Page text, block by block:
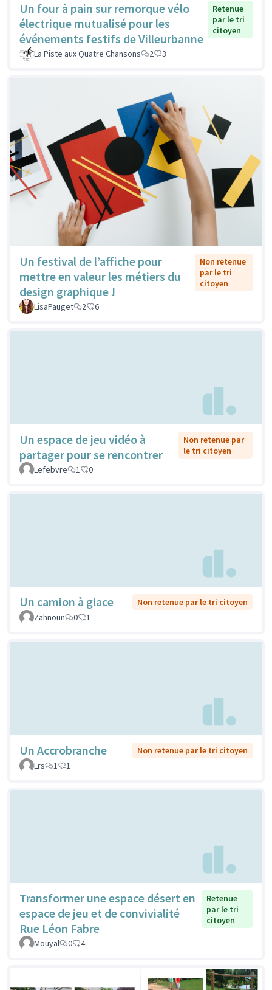
Un four à pain sur remorque vélo
électrique mutualisé pour les
événements festifs de Villeurbanne
Retenue
par le tri
citoyen
La Piste aux Quatre Chansons 2 3
Un festival de l’affiche pour
mettre en valeur les métiers du
design graphique !
Non retenue
par le tri
citoyen
LisaPauget 2 6
Un espace de jeu vidéo à
partager pour se rencontrer
Non retenue par
le tri citoyen
Lefebvre
1 0
Un camion à glace
Non retenue par le tri citoyen
Zahnoun
0 1
Un Accrobranche
Non retenue par le tri citoyen
Lrs
1 1
Transformer une espace désert en
espace de jeu et de convivialité
Rue Léon Fabre
Retenue
par le tri
citoyen
Mouyal 0 4